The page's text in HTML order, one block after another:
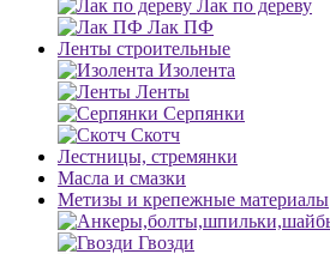
Лак по дереву
Лак ПФ
Ленты строительные
Изолента
Ленты
Серпянки
Скотч
Лестницы, стремянки
Масла и смазки
Метизы и крепежные материалы
Гвозди